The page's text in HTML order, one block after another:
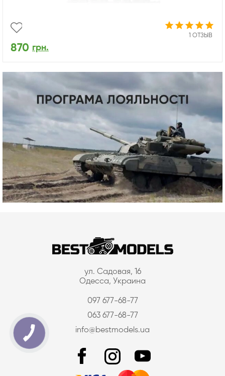
1 ОТЗЫВ
870 грн.
ул. Садовая, 16
Одесса, Украина
097 677-68-77
063 677-68-77
info@bestmodels.ua